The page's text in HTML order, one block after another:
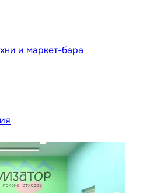
и маркет-бара